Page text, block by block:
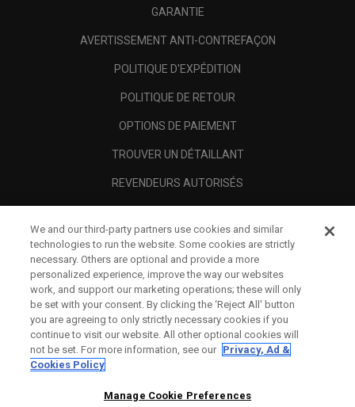
GARANTIE
AVERTISSEMENT ANTI-CONTREFAÇON
POLITIQUE D'EXPÉDITION
POLITIQUE DE RETOUR
OPTIONS DE PAIEMENT
TROUVER UN DÉTAILLANT
REVENDEURS AUTORISÉS
A PROPOS
MENTIONS LÉGALES
We and our third-party partners use cookies and similar
technologies to run the website. Some cookies are strictly
necessary. Others are optional and provide a more
personalized experience, improve the way our websites
work, and support our marketing operations; these will only
be set with your consent. By clicking the ‘Reject All' button
you are agreeing to only strictly necessary cookies if you
continue to visit our website. All other optional cookies will
not be set. For more information, see our Privacy, Ad &
Cookies Policy
Manage Cookie Preferences